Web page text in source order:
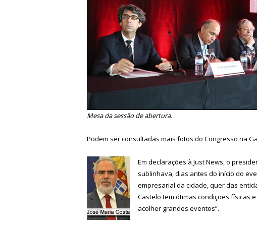
Mesa da sessão de abertura.
Podem ser consultadas mais fotos do Congresso na
Em declarações à Just News, o
sublinhava, dias antes do início do
empresarial da cidade, quer das
Castelo tem ótimas condições físicas
acolher grandes eventos”.